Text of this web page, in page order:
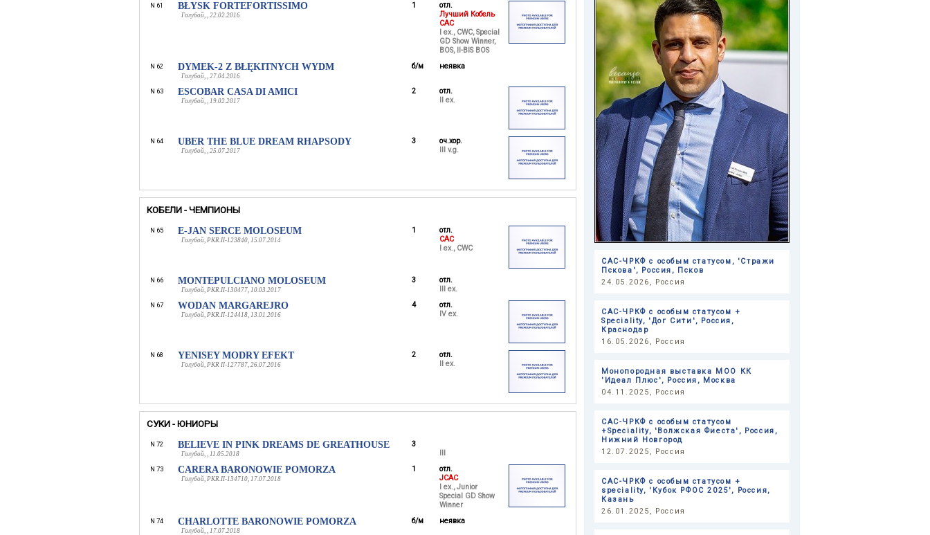
N 61 BŁYSK FORTEFORTISSIMO
Голубой, , 22.02.2016
1
отл.
Лучший Кобель
CAC
I ex., CWC, Special
GD Show Winner,
BOS, II-BIS BOS
N 62 DYMEK-2 Z BŁĘKITNYCH WYDM
Голубой, , 27.04.2016
б/м неявка
N 63 ESCOBAR CASA DI AMICI
Голубой, , 19.02.2017
2
отл.
II ex.
N 64 UBER THE BLUE DREAM RHAPSODY
Голубой, , 25.07.2017
3
оч.хор.
III v.g.
КОБЕЛИ - ЧЕМПИОНЫ
N 65 E-JAN SERCE MOLOSEUM
Голубой, PKR.II-123840, 15.07.2014
1
отл.
CAC
I ex., CWC
N 66 MONTEPULCIANO MOLOSEUM
Голубой, PKR.II-130477, 10.03.2017
3
отл.
III ex.
N 67 WODAN MARGAREJRO
Голубой, PKR.II-124418, 13.01.2016
4
отл.
IV ex.
N 68 YENISEY MODRY EFEKT
Голубой, PKR II-127787, 26.07.2016
2
отл.
II ex.
СУКИ - ЮНИОРЫ
N 72 BELIEVE IN PINK DREAMS DE GREATHOUSE
Голубой, , 11.05.2018
3
III
N 73 CARERA BARONOWIE POMORZA
Голубой, PKR.II-134710, 17.07.2018
1
отл.
JCAC
I ex., Junior
Special GD Show
Winner
N 74 CHARLOTTE BARONOWIE POMORZA
Голубой, , 17.07.2018
б/м неявка
САС-ЧРКФ с особым статусом, 'Стражи
Пскова', Россия, Псков
24.05.2026, Россия
САС-ЧРКФ с особым статусом +
Speciality, 'Дог Сити', Россия,
Краснодар
16.05.2026, Россия
Монопородная выставка МОО КК
'Идеал Плюс', Россия, Москва
04.11.2025, Россия
САС-ЧРКФ с особым статусом
+Speciality, 'Волжская Фиеста', Россия,
Нижний Новгород
12.07.2025, Россия
САС-ЧРКФ с особым статусом +
speciality, 'Кубок РФОС 2025', Россия,
Казань
26.01.2025, Россия